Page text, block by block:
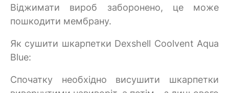
Віджимати вироб заборонено, це може
пошкодити мембрану.
Як сушити шкарпетки Dexshell Coolvent Aqua
Blue:
Спочатку необхідно висушити шкарпетки